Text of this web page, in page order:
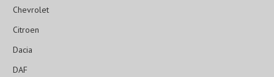
Chevrolet
Citroen
Dacia
DAF